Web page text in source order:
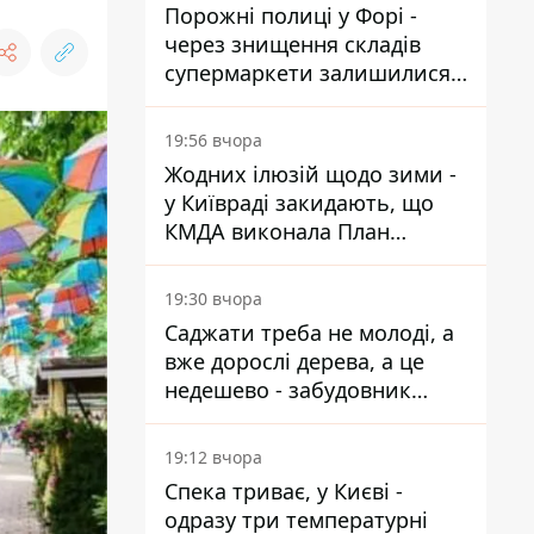
Порожні полиці у Форі -
через знищення складів
супермаркети залишилися
без асортименту
19:56 вчора
Жодних ілюзій щодо зими -
у Київраді закидають, що
КМДА виконала План
стійкості на 20%
19:30 вчора
Саджати треба не молоді, а
вже дорослі дерева, а це
недешево - забудовник
Ніконов
19:12 вчора
Спека триває, у Києві -
одразу три температурні